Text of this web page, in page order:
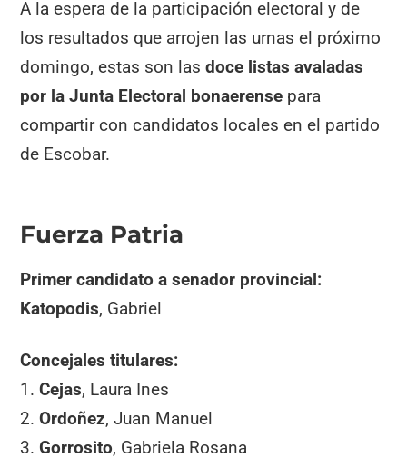
A la espera de la participación electoral y de
los resultados que arrojen las urnas el próximo
domingo, estas son las doce listas avaladas
por la Junta Electoral bonaerense para
compartir con candidatos locales en el partido
de Escobar.
Fuerza Patria
Primer candidato a senador provincial:
Katopodis, Gabriel
Concejales titulares:
1.Cejas, Laura Ines
2.Ordoñez, Juan Manuel
3. Gorrosito, Gabriela Rosana